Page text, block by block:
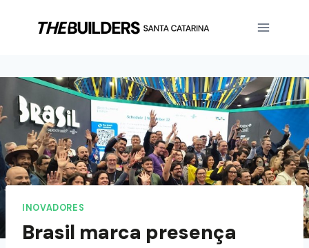
INOVADORES
Brasil marca presença